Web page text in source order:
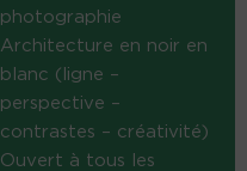
photographie
Architecture en noir en
blanc (ligne –
perspective –
contrastes – créativité)
Ouvert à tous les